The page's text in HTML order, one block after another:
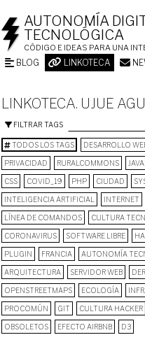
AUTONOMÍA
TECNOLÓGICA
CÓDIGO E IDEAS PARA UNA
BLOG LINKOTECA
LINKOTECA. UJUE
FILTRAR TAGS
TODOS LOS TAGS DESARROLLO
PRIVACIDAD RURALCOMMONS
CSS COVID_19 PHP CIUDAD
INTELIGENCIA ARTIFICIAL INTERNET
LÍNEA DE COMANDOS CULTURA
CORONAVIRUS SOFTWARE LIBRE
PLUGIN FRANCIA AUTONOMÍA
ARQUITECTURA SERVIDOR WEB
OPENSTREETMAPS ECOLOGÍA
PROCOMÚN GIT CULTURA HACKER
OBSOLETOS EFECTO AIRBNB D3